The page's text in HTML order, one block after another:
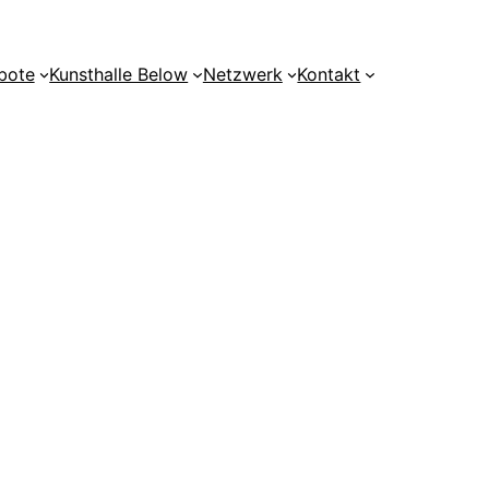
Kunsthalle Below Netzwerk Kontakt